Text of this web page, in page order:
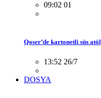
09:02 01
Qoser’de kartonetli süs
13:52 26/7
DOSYA